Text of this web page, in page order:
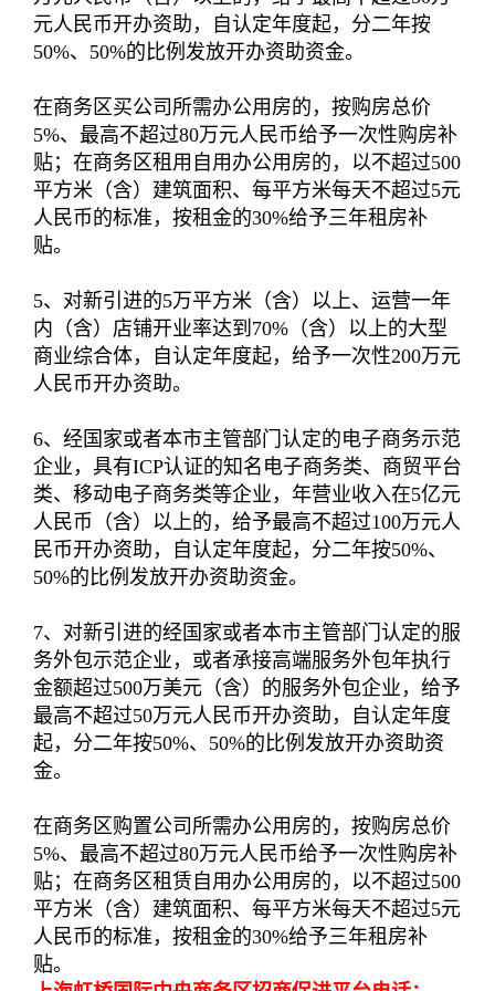
元人民币开办资助，自认定年度起，分二年按
50%、50%的比例发放开办资助资金。
在商务区买公司所需办公用房的，按购房总价
5%、最高不超过80万元人民币给予一次性购房补
贴；在商务区租用自用办公用房的，以不超过500
平方米（含）建筑面积、每平方米每天不超过5元
人民币的标准，按租金的30%给予三年租房补
贴。
5、对新引进的5万平方米（含）以上、运营一年
内（含）店铺开业率达到70%（含）以上的大型
商业综合体，自认定年度起，给予一次性200万元
人民币开办资助。
6、经国家或者本市主管部门认定的电子商务示范
企业，具有ICP认证的知名电子商务类、商贸平台
类、移动电子商务类等企业，年营业收入在5亿元
人民币（含）以上的，给予最高不超过100万元人
民币开办资助，自认定年度起，分二年按50%、
50%的比例发放开办资助资金。
7、对新引进的经国家或者本市主管部门认定的服
务外包示范企业，或者承接高端服务外包年执行
金额超过500万美元（含）的服务外包企业，给予
最高不超过50万元人民币开办资助，自认定年度
起，分二年按50%、50%的比例发放开办资助资
金。
在商务区购置公司所需办公用房的，按购房总价
5%、最高不超过80万元人民币给予一次性购房补
贴；在商务区租赁自用办公用房的，以不超过500
平方米（含）建筑面积、每平方米每天不超过5元
人民币的标准，按租金的30%给予三年租房补
贴。